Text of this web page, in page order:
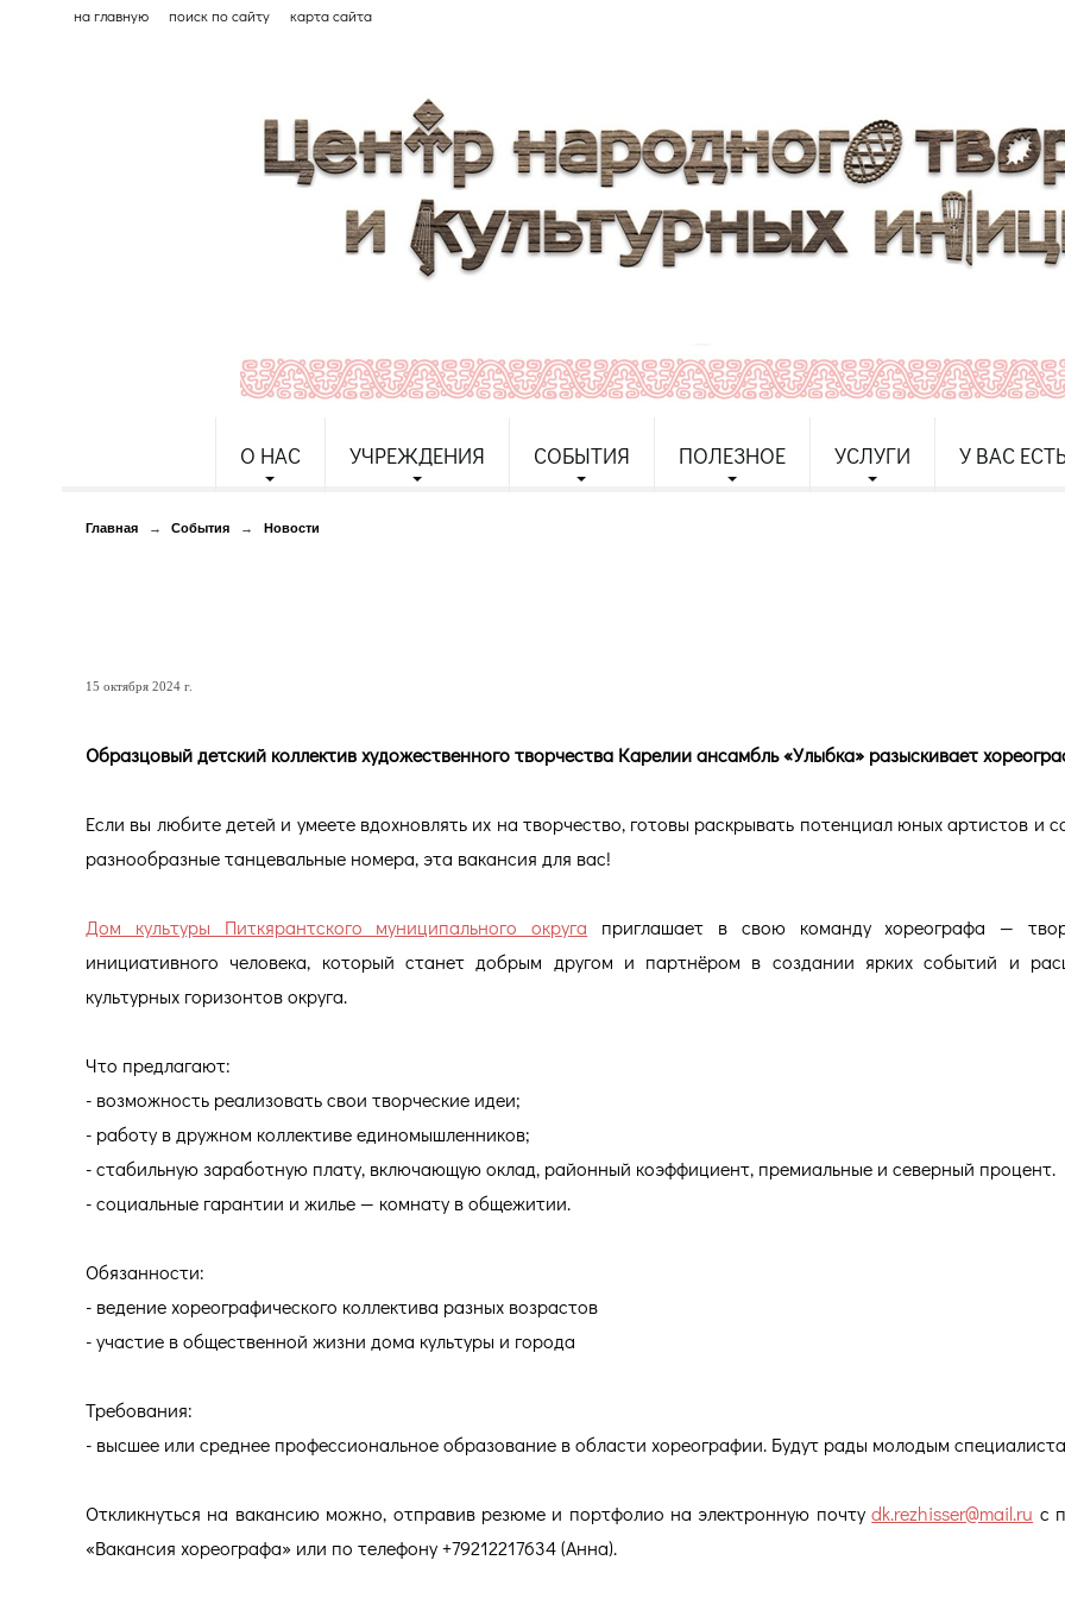
на главную поиск по сайту карта сайта
О НАС УЧРЕЖДЕНИЯ СОБЫТИЯ ПОЛЕЗНОЕ УСЛУГИ У ВАС
Главная → События → Новости
15 октября 2024 г.
Образцовый детский коллектив художественного творчества Карелии ансамбль «Улыбка» разыскивает
Если вы любите детей и умеете вдохновлять их на творчество, готовы раскрывать потенциал юных артистов и
разнообразные танцевальные номера, эта вакансия для вас!
Дом культуры Питкярантского муниципального округа приглашает в свою команду хореографа —
инициативного человека, который станет добрым другом и партнёром в создании ярких событий и
культурных горизонтов округа.
Что предлагают:
- возможность реализовать свои творческие идеи;
- работу в дружном коллективе единомышленников;
- стабильную заработную плату, включающую оклад, районный коэффициент, премиальные и северный процент.
- социальные гарантии и жилье — комнату в общежитии.
Обязанности:
- ведение хореографического коллектива разных возрастов
- участие в общественной жизни дома культуры и города
Требования:
- высшее или среднее профессиональное образование в области хореографии. Будут рады молодым
Откликнуться на вакансию можно, отправив резюме и портфолио на электронную почтуdk.rezhisser@mail.ru с
«Вакансия хореографа» или по телефону +79212217634 (Анна).